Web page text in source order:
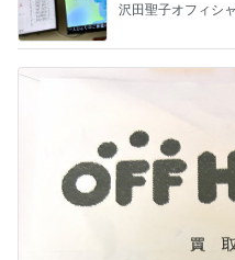
沢田聖子オフィシ